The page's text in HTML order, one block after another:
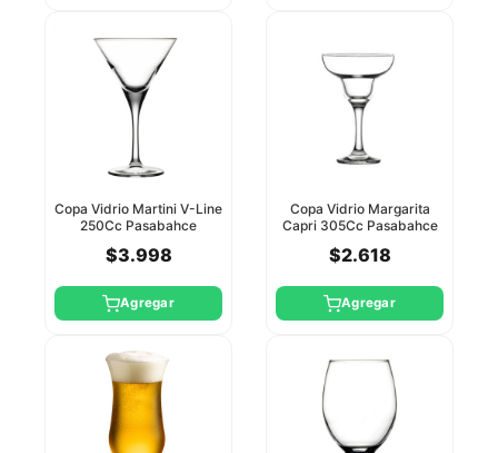
Copa Vidrio Martini V-Line
250Cc Pasabahce
$3.998
Agregar
Copa Vidrio Margarita
Capri 305Cc Pasabahce
$2.618
Agregar